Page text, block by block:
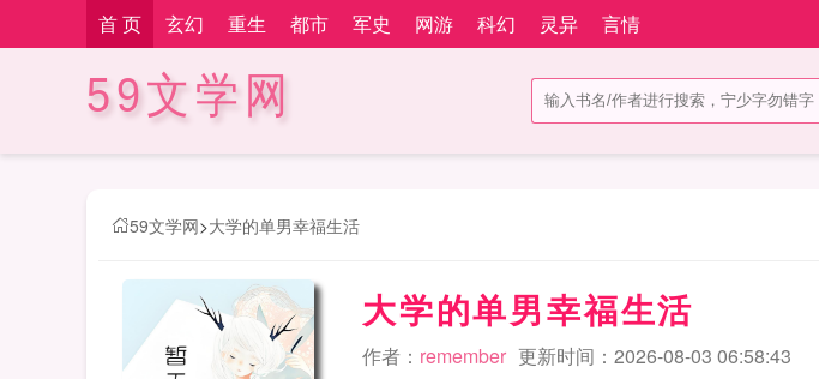
首 页 玄幻 重生 都市 军史 网游 科幻 灵异 言情
59文学网
59文学网>大学的单男幸福生活
大学的单男幸福生活
作者： remember 更新时间：2026-08-03 06:58:43